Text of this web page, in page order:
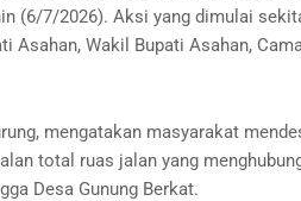
(6/7/2026). Aksi yang dimulai
Asahan, Wakil Bupati Asahan,
mengatakan masyarakat
total ruas jalan yang
Desa Gunung Berkat.